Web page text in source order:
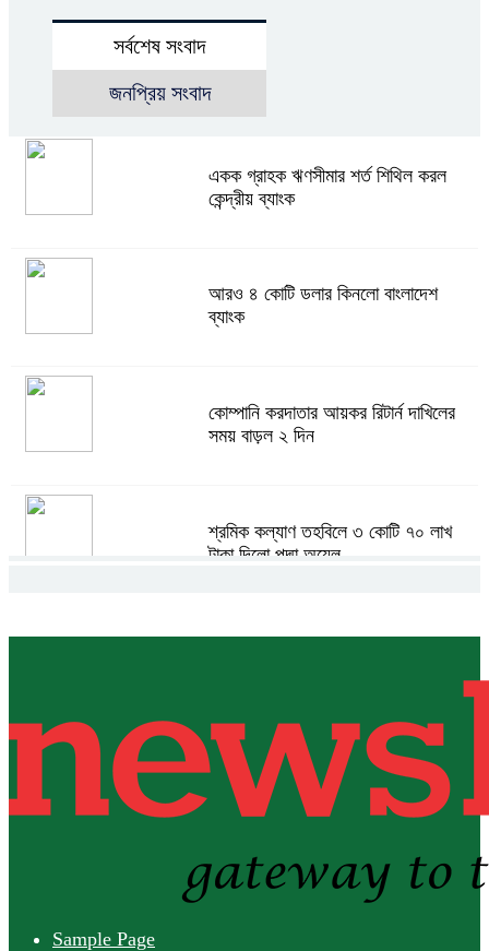
সর্বশেষ সংবাদ
জনপ্রিয় সংবাদ
একক গ্রাহক ঋণসীমার শর্ত শিথিল করল
কেন্দ্রীয় ব্যাংক
আরও ৪ কোটি ডলার কিনলো বাংলাদেশ
ব্যাংক
কোম্পানি করদাতার আয়কর রিটার্ন দাখিলের
সময় বাড়ল ২ দিন
শ্রমিক কল্যাণ তহবিলে ৩ কোটি ৭০ লাখ
টাকা দিলো পদ্মা অয়েল
বিশ্বের ১০০ প্রভাবশালীর তালিকায় ব্র্যাকের
নির্বাহী পরিচালক আসিফ সালেহ
একনেকে ৩৬ হাজার ৬৯৫ কোটি টাকার ৯
Sample Page